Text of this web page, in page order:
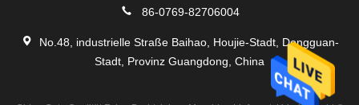
86-0769-82706004
No.48, industrielle Straße Baihao, Houjie-Stadt, Dongguan-
Stadt, Provinz Guangdong, China